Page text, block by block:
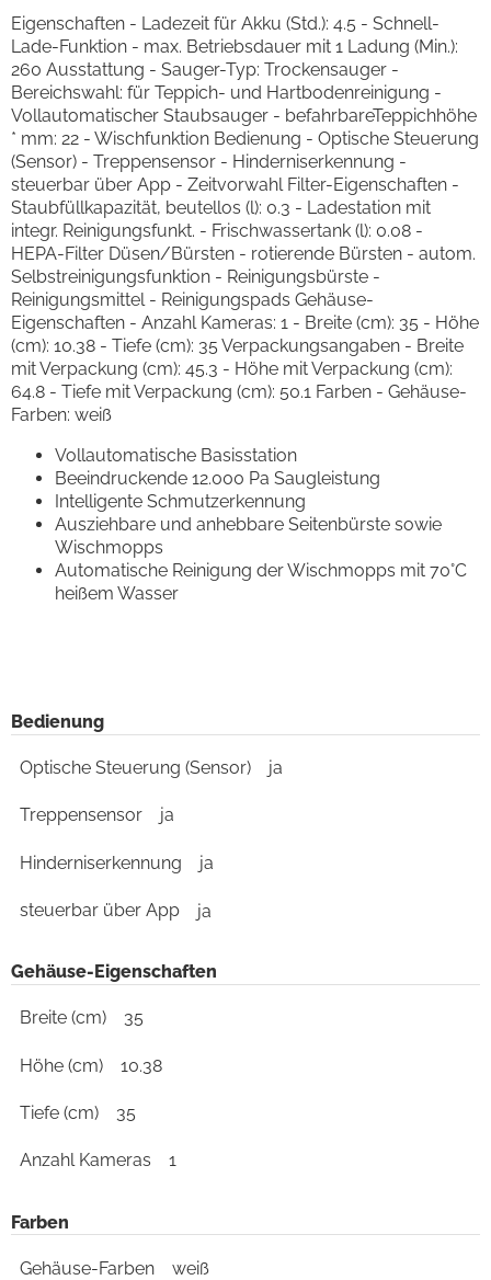
Eigenschaften - Ladezeit für Akku (Std.): 4.5 - Schnell-
Lade-Funktion - max. Betriebsdauer mit 1 Ladung (Min.):
260 Ausstattung - Sauger-Typ: Trockensauger -
Bereichswahl: für Teppich- und Hartbodenreinigung -
Vollautomatischer Staubsauger - befahrbareTeppichhöhe
* mm: 22 - Wischfunktion Bedienung - Optische Steuerung
(Sensor) - Treppensensor - Hinderniserkennung -
steuerbar über App - Zeitvorwahl Filter-Eigenschaften -
Staubfüllkapazität, beutellos (l): 0.3 - Ladestation mit
integr. Reinigungsfunkt. - Frischwassertank (l): 0.08 -
HEPA-Filter Düsen/Bürsten - rotierende Bürsten - autom.
Selbstreinigungsfunktion - Reinigungsbürste -
Reinigungsmittel - Reinigungspads Gehäuse-
Eigenschaften - Anzahl Kameras: 1 - Breite (cm): 35 - Höhe
(cm): 10.38 - Tiefe (cm): 35 Verpackungsangaben - Breite
mit Verpackung (cm): 45.3 - Höhe mit Verpackung (cm):
64.8 - Tiefe mit Verpackung (cm): 50.1 Farben - Gehäuse-
Farben: weiß
Vollautomatische Basisstation
Beeindruckende 12.000 Pa Saugleistung
Intelligente Schmutzerkennung
Ausziehbare und anhebbare Seitenbürste sowie
Wischmopps
Automatische Reinigung der Wischmopps mit 70°C
heißem Wasser
Bedienung
Optische Steuerung (Sensor) ja
Treppensensor ja
Hinderniserkennung ja
steuerbar über App ja
Gehäuse-Eigenschaften
Breite (cm) 35
Höhe (cm) 10.38
Tiefe (cm) 35
Anzahl Kameras 1
Farben
Gehäuse-Farben weiß